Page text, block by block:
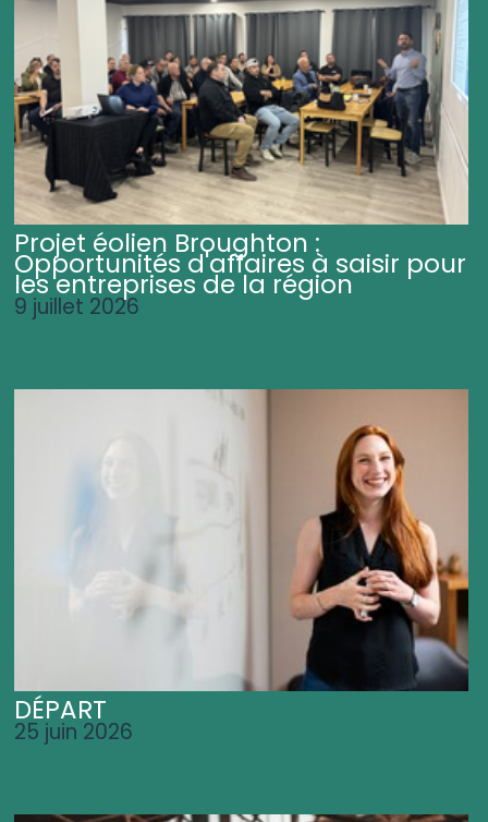
Projet éolien Broughton :
Opportunités d'affaires à saisir pour
les entreprises de la région
9 juillet 2026
DÉPART
25 juin 2026